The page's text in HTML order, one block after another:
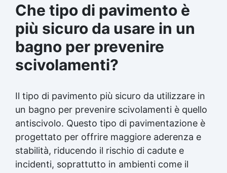
Che tipo di pavimento è
più sicuro da usare in un
bagno per prevenire
scivolamenti?
Il tipo di pavimento più sicuro da utilizzare in
un bagno per prevenire scivolamenti è quello
antiscivolo. Questo tipo di pavimentazione è
progettato per offrire maggiore aderenza e
stabilità, riducendo il rischio di cadute e
incidenti, soprattutto in ambienti come il